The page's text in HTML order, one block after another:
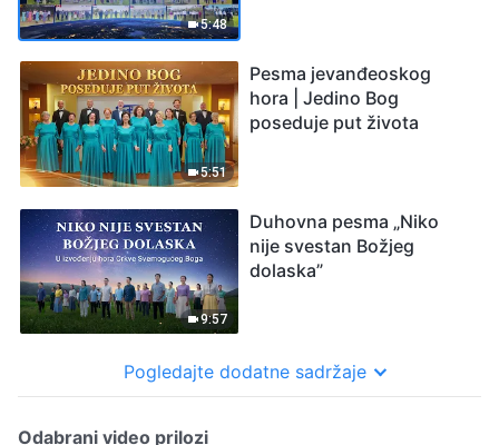
5:48
5:51
Pesma jevanđeoskog
hora | Jedino Bog
poseduje put života
9:57
Duhovna pesma „Niko
nije svestan Božjeg
dolaska”
Pogledajte dodatne sadržaje
Odabrani video prilozi